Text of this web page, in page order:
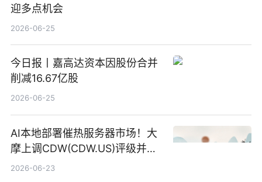
迎多点机会
2026-06-25
今日报丨嘉高达资本因股份合并
削减16.67亿股
2026-06-25
AI本地部署催热服务器市场！大
摩上调CDW(CDW.US)评级并看
高IBM(IBM.US)戴尔(DELL.US)
2026-06-23